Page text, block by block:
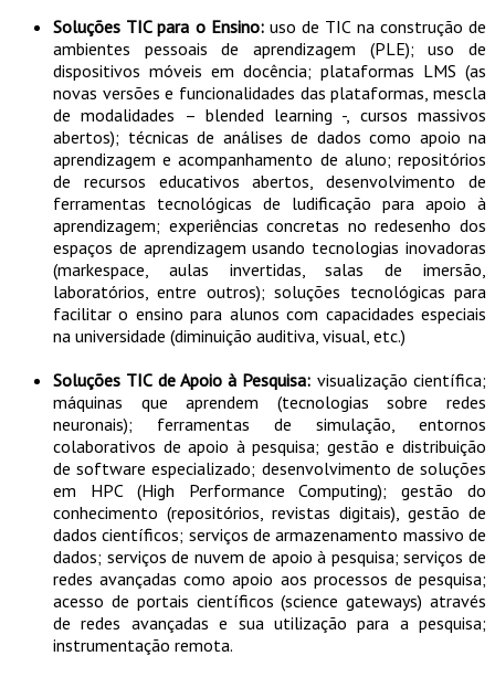
Soluções TIC para o Ensino:uso de TIC na construção de
ambientes pessoais de aprendizagem (PLE); uso de
dispositivos móveis em docência; plataformas LMS (as
novas versões e funcionalidades das plataformas, mescla
de modalidades – blended learning -, cursos massivos
abertos); técnicas de análises de dados como apoio na
aprendizagem e acompanhamento de aluno; repositórios
de recursos educativos abertos, desenvolvimento de
ferramentas tecnológicas de ludificação para apoio à
aprendizagem; experiências concretas no redesenho dos
espaços de aprendizagem usando tecnologias inovadoras
(markespace, aulas invertidas, salas de imersão,
laboratórios, entre outros); soluções tecnológicas para
facilitar o ensino para alunos com capacidades especiais
na universidade (diminuição auditiva, visual, etc.)
Soluções TIC de Apoio à Pesquisa: visualização científica;
máquinas que aprendem (tecnologias sobre redes
neuronais); ferramentas de simulação, entornos
colaborativos de apoio à pesquisa; gestão e distribuição
de software especializado; desenvolvimento de soluções
em HPC (High Performance Computing); gestão do
conhecimento (repositórios, revistas digitais), gestão de
dados científicos; serviços de armazenamento massivo de
dados; serviços de nuvem de apoio à pesquisa; serviços de
redes avançadas como apoio aos processos de pesquisa;
acesso de portais científicos (science gateways) através
de redes avançadas e sua utilização para a pesquisa;
instrumentação remota.